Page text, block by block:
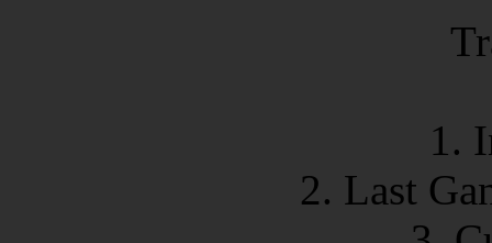
1.
2. Last